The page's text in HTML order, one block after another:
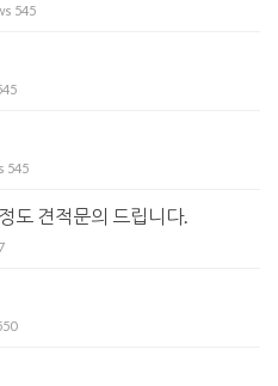
545
545
도 견적문의 드립니다.